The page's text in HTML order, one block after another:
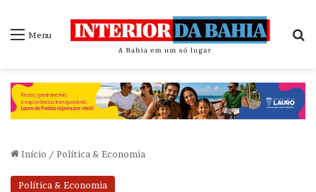
Menu
Início / Política & Economia
Política & Economia